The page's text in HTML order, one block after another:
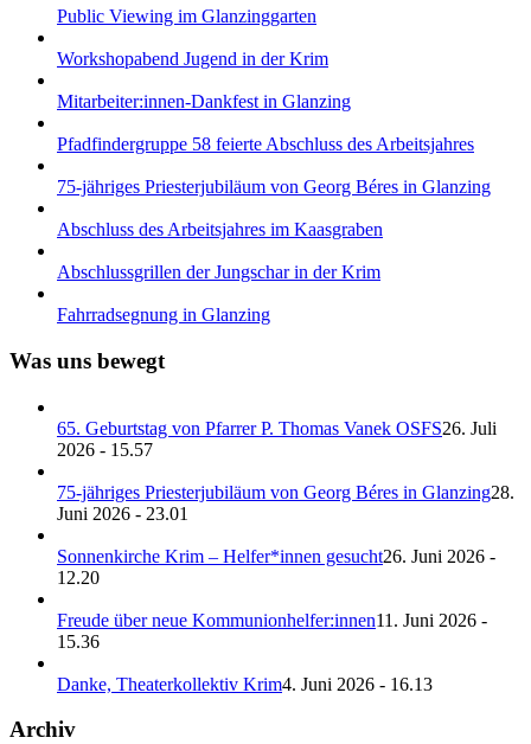
Public Viewing im Glanzinggarten
Workshopabend Jugend in der Krim
Mitarbeiter:innen-Dankfest in Glanzing
Pfadfindergruppe 58 feierte Abschluss des Arbeitsjahres
75-jähriges Priesterjubiläum von Georg Béres in Glanzing
Abschluss des Arbeitsjahres im Kaasgraben
Abschlussgrillen der Jungschar in der Krim
Fahrradsegnung in Glanzing
Was uns bewegt
65. Geburtstag von Pfarrer P. Thomas Vanek OSFS26. Juli
2026 - 15.57
75-jähriges Priesterjubiläum von Georg Béres in Glanzing28.
Juni 2026 - 23.01
Sonnenkirche Krim – Helfer*innen gesucht26. Juni 2026 -
12.20
Freude über neue Kommunionhelfer:innen11. Juni 2026 -
15.36
Danke, Theaterkollektiv Krim4. Juni 2026 - 16.13
Archiv